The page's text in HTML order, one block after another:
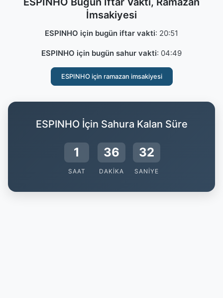
İmsakiyesi
ESPINHO için bugün iftar vakti: 20:51
ESPINHO için bugün sahur vakti: 04:49
ESPINHO için ramazan imsakiyesi
ESPINHO İçin Sahura Kalan Süre
1
SAAT
36
DAKIKA
32
SANIYE